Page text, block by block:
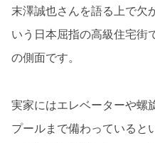
末澤誠也さんを語る上で欠
いう日本屈指の高級住宅街
の側面です。
実家にはエレベーターや螺
プールまで備わっていると